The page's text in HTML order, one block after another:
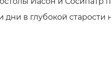
в глубокой старости